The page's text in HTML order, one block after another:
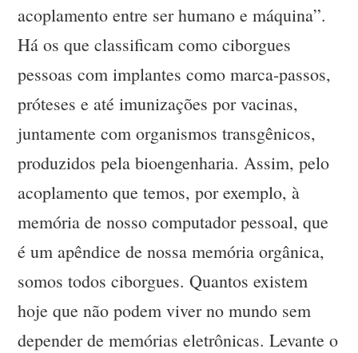
acoplamento entre ser humano e máquina”.
Há os que classificam como ciborgues
pessoas com implantes como marca-passos,
próteses e até imunizações por vacinas,
juntamente com organismos transgênicos,
produzidos pela bioengenharia. Assim, pelo
acoplamento que temos, por exemplo, à
memória de nosso computador pessoal, que
é um apêndice de nossa memória orgânica,
somos todos ciborgues. Quantos existem
hoje que não podem viver no mundo sem
depender de memórias eletrônicas. Levante o